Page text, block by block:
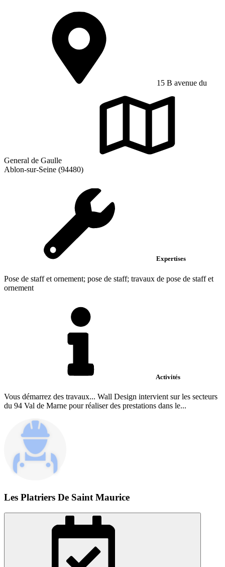
15 B avenue du
General de Gaulle
Ablon-sur-Seine (94480)
Expertises
Pose de staff et ornement; pose de staff; travaux de pose de staff et
ornement
Activités
Vous démarrez des travaux... Wall Design intervient sur les secteurs
du 94 Val de Marne pour réaliser des prestations dans le...
Les Platriers De Saint Maurice